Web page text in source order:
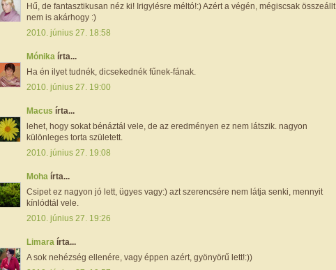
Hű, de fantasztikusan néz ki! Irigylésre méltó!:) Azért a végén, mégiscsak összeállt,
nem is akárhogy :)
2010. június 27. 18:58
Mónika írta...
Ha én ilyet tudnék, dicsekednék fűnek-fának.
2010. június 27. 19:00
Macus írta...
lehet, hogy sokat bénáztál vele, de az eredményen ez nem látszik. nagyon
különleges torta született.
2010. június 27. 19:08
Moha írta...
Csipet ez nagyon jó lett, ügyes vagy:) azt szerencsére nem látja senki, mennyit
kínlódtál vele.
2010. június 27. 19:26
Limara írta...
A sok nehézség ellenére, vagy éppen azért, gyönyörű lett!:))